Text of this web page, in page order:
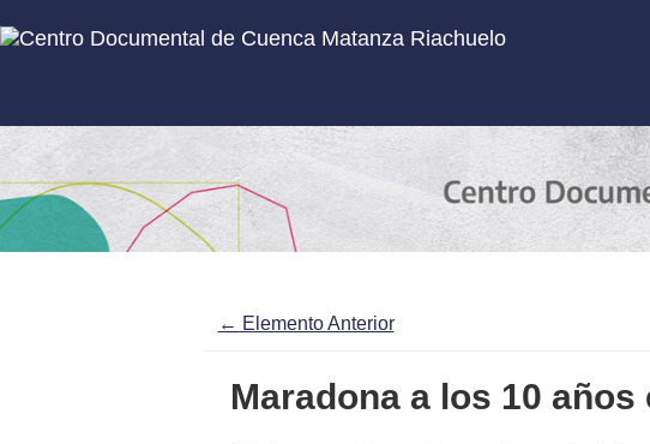
Inicio Subcolecciones
← Elemento Anterior
Maradona a los 10